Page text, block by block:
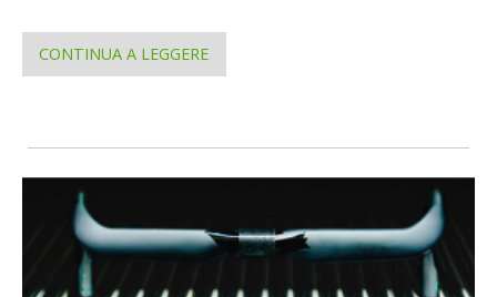
CONTINUA A LEGGERE